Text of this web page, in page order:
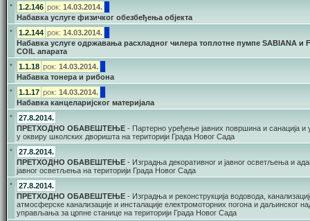
•
1.2.146 рок: 14.03.2014.
Набавка услуге физичког обезбеђења објекта
•
1.2.144 рок: 14.03.2014.
Набавка услуге одржавања расхладног чилера топлотне пумпе SABIANA и
COIL апарата
•
1.1.18 рок: 14.03.2014.
Набавка тонера и рибона
•
1.1.17 рок: 14.03.2014.
Набавка канцеларијског материјала
•
27.8.2014.
ПРЕТХОДНО ОБАВЕШТЕЊЕ - Партерно уређење јавних површина и санација и
у оквиру школских дворишта на територији Града Новог Сада
•
27.8.2014.
ПРЕТХОДНО ОБАВЕШТЕЊЕ - Изградња декоративног и јавног осветљења и
јавног осветљења на територији Града Новог Сада
•
27.8.2014.
ПРЕТХОДНО ОБАВЕШТЕЊЕ - Изградња и реконструкција водовода,
атмосферске канализације и инсталације електромоторних погона и даљинског
управљања за црпне станице на територији Града Новог Сада